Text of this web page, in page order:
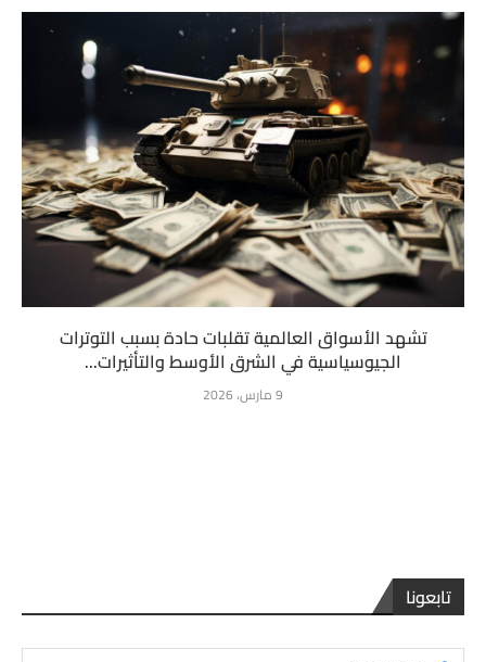
تشهد الأسواق العالمية تقلبات حادة بسبب التوترات
الجيوسياسية في الشرق الأوسط والتأثيرات...
9 مارس، 2026
تابعونا